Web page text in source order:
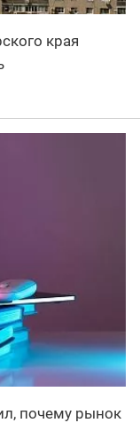
края
почему рынок